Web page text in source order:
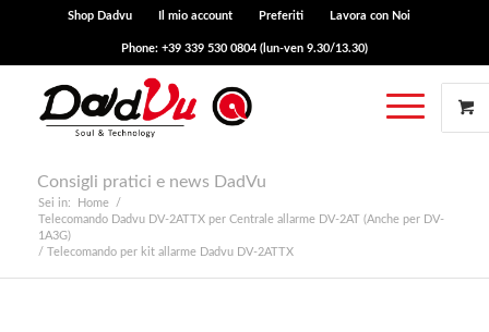
Shop Dadvu Il mio account Preferiti Lavora con Noi
Phone: +39 339 530 0804 (lun-ven 9.30/13.30)
Consigli pratici e news DadVu
Sei in: Home
/
Telecomando Dadvu DV-2ATTX per Centrale allarme DV-2AT (Anche per DV-
1A3G)
/ Telecomando per kit allarme Dadvu DV-2ATTX